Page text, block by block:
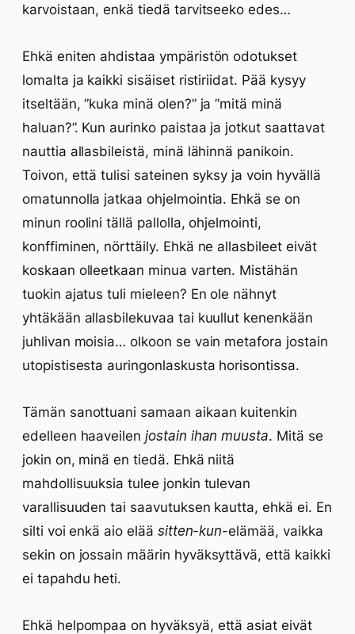
karvoistaan, enkä tiedä tarvitseeko edes…
Ehkä eniten ahdistaa ympäristön odotukset
lomalta ja kaikki sisäiset ristiriidat. Pää kysyy
itseltään, ”kuka minä olen?” ja ”mitä minä
haluan?”. Kun aurinko paistaa ja jotkut saattavat
nauttia allasbileistä, minä lähinnä panikoin.
Toivon, että tulisi sateinen syksy ja voin hyvällä
omatunnolla jatkaa ohjelmointia. Ehkä se on
minun roolini tällä pallolla, ohjelmointi,
konffiminen, nörttäily. Ehkä ne allasbileet eivät
koskaan olleetkaan minua varten. Mistähän
tuokin ajatus tuli mieleen? En ole nähnyt
yhtäkään allasbilekuvaa tai kuullut kenenkään
juhlivan moisia… olkoon se vain metafora jostain
utopistisesta auringonlaskusta horisontissa.
Tämän sanottuani samaan aikaan kuitenkin
edelleen haaveilenjostain ihan muusta. Mitä se
jokin on, minä en tiedä. Ehkä niitä
mahdollisuuksia tulee jonkin tulevan
varallisuuden tai saavutuksen kautta, ehkä ei. En
silti voi enkä aio elää sitten-kun-elämää, vaikka
sekin on jossain määrin hyväksyttävä, että kaikki
ei tapahdu heti.
Ehkä helpompaa on hyväksyä, että asiat eivät